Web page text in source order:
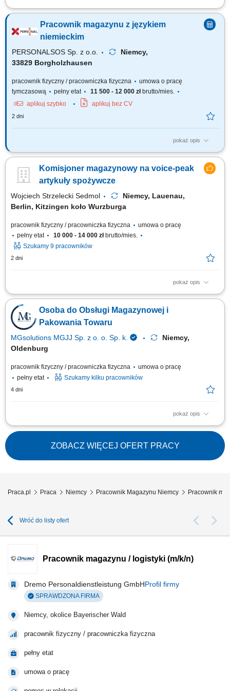
Zadania: Przepakowywanie towarów zgodnie z obowiązującymi
zamówień magazynowych; Kontrola jakości pakowanych produktów;
Utrzymywanie porządku i czystości na stanowisku pracy; Wykonywanie
Pracownik magazynu z językiem
niemieckim
PERSONALSOS Sp. z o.o.
Niemcy,
33829 Borgholzhausen
pracownik fizyczny / pracowniczka fizyczna
umowa o pracę
tymczasową
pełny etat 11 500 - 12 000 złbrutto/mies.
aplikuj szybko
aplikuj bez CV
2 dni
pokaż opis
Zadania: prace magazynowe (komisjonowanie, pakowanie,
załadunek i rozładunek samochodów ciężarowych; sporządzanie i
kontrola dokumentów wysyłkowych; montaż elementów wózków
Komisjoner magazynowy na voice-peak
artykuły spożywcze
Wojciech Strzelecki Sedmol
Niemcy, Lauenau,
Berlin, Kitzingen koło Wurzburga
pracownik fizyczny / pracowniczka fizyczna
umowa o pracę
pełny etat
10 000 - 14 000 złbrutto/mies.
Szukamy 9 pracowników
2 dni
pokaż opis
Opis stanowiska: Zbieranie towaru w magazynie; Poruszanie się na
małym wózku elektrycznym; Wożenie za sobą palety, na której układamy
zebrany towar wg pozycji usłyszanej w słuchawce; Praca w dziale
owoców i warzyw (od poniedziałku do niedzieli, sobota wolna + 1 dzień w
tygodniu,...
Osoba do Obsługi Magazynowej i
Pakowania Towaru
MGsolutions MGJJ Sp. z o. o. Sp. k.
Niemcy,
Oldenburg
pracownik fizyczny / pracowniczka fizyczna
umowa o pracę
pełny etat
Szukamy kilku pracowników
4 dni
pokaż opis
Opis stanowiska Proste prace manualne polegające na sortowaniu,
kompletowaniu oraz pakowaniu asortymentu. Ewidencjonowanie i
prawidłowe układanie produktów na półkach magazynowych zgodnie z
instrukcjami. Dbanie o ogólny porządek na stanowisku pracy oraz
realizacja bieżących zadań pomocniczych.
ZOBACZ WIĘCEJ OFERT PRACY
Praca.pl Praca Niemcy Pracownik Magazynu Niemcy Pracownik
Wróć do listy ofert
Pracownik magazynu / logistyki (m/k/n)
Dremo Personaldienstleistung GmbHProfil firmy
SPRAWDZONA FIRMA
Niemcy, okolice Bayerischer Wald
pracownik fizyczny / pracowniczka fizyczna
pełny etat
umowa o pracę